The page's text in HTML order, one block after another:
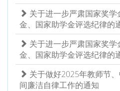
关于进一步严肃国家奖
金、国家助学金评选纪律的
关于进一步严肃国家奖
金、国家助学金评选纪律的
关于做好2025年教师节
间廉洁自律工作的通知